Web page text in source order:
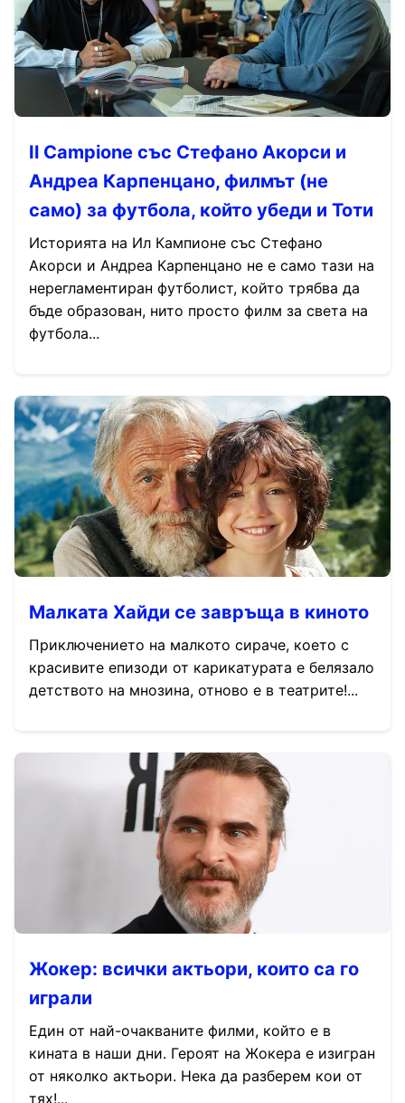
Il Campione със Стефано Акорси и
Андреа Карпенцано, филмът (не
само) за футбола, който убеди и Тоти
Историята на Ил Кампионе със Стефано
Акорси и Андреа Карпенцано не е само тази на
нерегламентиран футболист, който трябва да
бъде образован, нито просто филм за света на
футбола...
Малката Хайди се завръща в киното
Приключението на малкото сираче, което с
красивите епизоди от карикатурата е белязало
детството на мнозина, отново е в театрите!...
Жокер: всички актьори, които са го
играли
Един от най-очакваните филми, който е в
кината в наши дни. Героят на Жокера е изигран
от няколко актьори. Нека да разберем кои от
тях!...